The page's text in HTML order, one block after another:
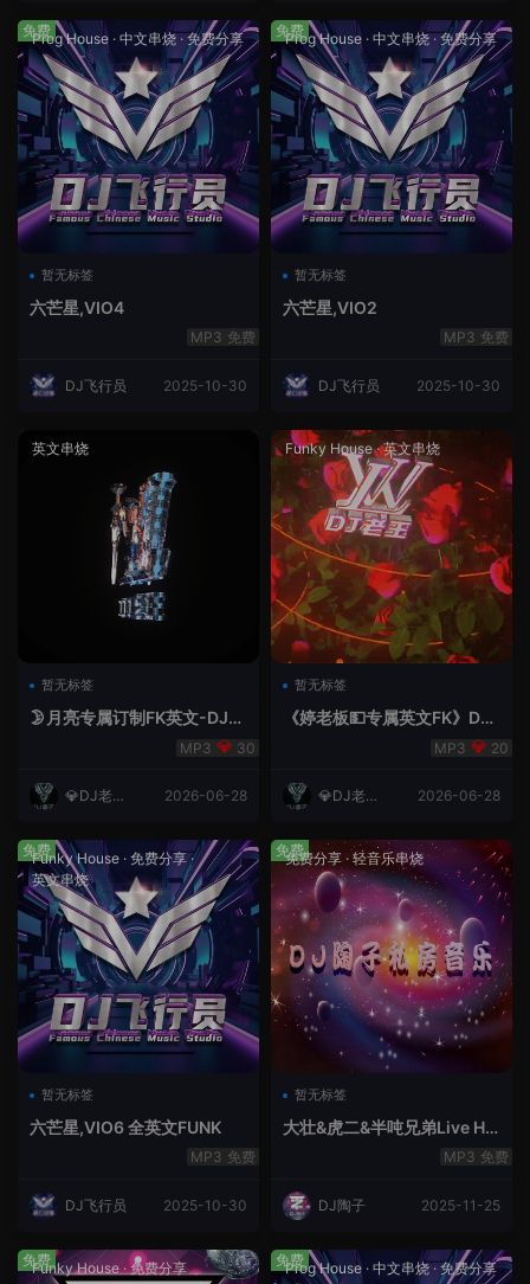
Prog House · 中文串烧·免费分享
暂无标签
六芒星,VIO4
免费
DJ飞行员 2025-10-30
免费 Prog House · 中文串烧·免费分享
暂无标签
六芒星,VIO2
免费
DJ飞行员 2025-10-30
免费
英文串烧
暂无标签
🌛月亮专属订制FK英文-DJ老
30
💎DJ老王
2026-06-28
Funky House·英文串烧
暂无标签
《婷老板💵专属英文FK》DJ
20
💎DJ老王
2026-06-28
Funky House · 免费分享·
英文串烧
暂无标签
六芒星,VIO6 全英文FUNK
免费
DJ飞行员 2025-10-30
免费 免费分享 ·轻音乐串烧
暂无标签
大壮&虎二&半吨兄弟Live Ho
免费
DJ陶子 2025-11-25
免费
Funky House·免费分享
免费 Prog House · 中文串烧·免费分享
免费